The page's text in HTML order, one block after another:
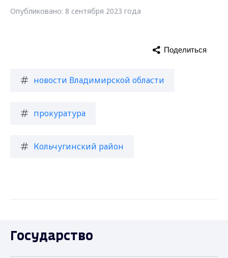
Опубликовано: 8 сентября 2023 года
новости Владимирской области
прокуратура
Кольчугинский район
Поделиться
Государство